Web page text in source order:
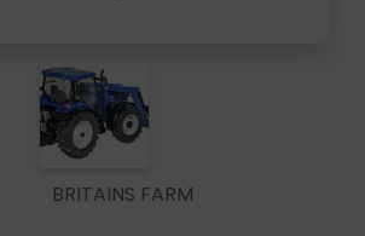
BRITAINS FARM